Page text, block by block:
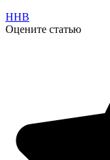
ННВ
Оцените статью